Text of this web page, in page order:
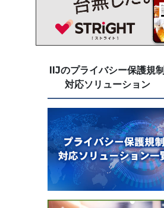
IIJのプライバシー保護規制
対応ソリューション